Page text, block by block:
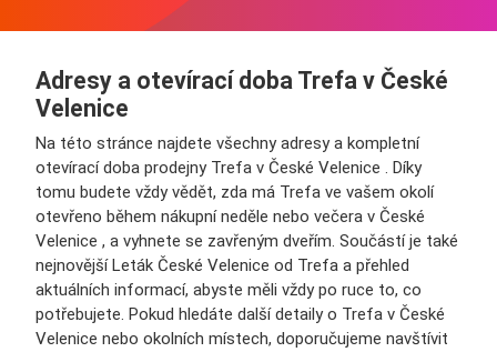
Adresy a otevírací doba Trefa v České
Velenice
Na této stránce najdete všechny adresy a kompletní
otevírací doba prodejny Trefa v České Velenice . Díky
tomu budete vždy vědět, zda má Trefa ve vašem okolí
otevřeno během nákupní neděle nebo večera v České
Velenice , a vyhnete se zavřeným dveřím. Součástí je také
nejnovější Leták České Velenice od Trefa a přehled
aktuálních informací, abyste měli vždy po ruce to, co
potřebujete. Pokud hledáte další detaily o Trefa v České
Velenice nebo okolních místech, doporučujeme navštívit